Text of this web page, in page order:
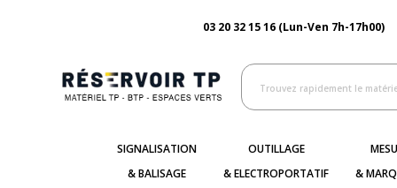
03 20 32 15 16 (Lun-Ven 7h-17h00)
SIGNALISATION
& BALISAGE
OUTILLAGE
& ELECTROPORTATIF
&